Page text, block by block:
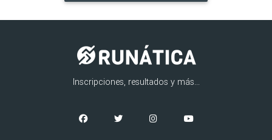
Inscripciones, resultados y más...